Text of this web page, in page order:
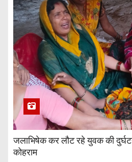
जलाभिषेक कर लौट रहे युवक की
कोहराम